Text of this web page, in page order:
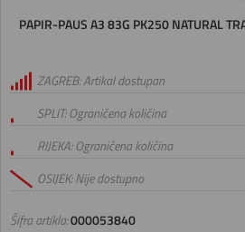
PAPIR-PAUS A3 83G PK250 NATURAL
Šifra artikla:000053840
ZAGREB: Artikal dostupan
SPLIT: Ograničena količina
RIJEKA: Ograničena količina
OSIJEK: Nije dostupno